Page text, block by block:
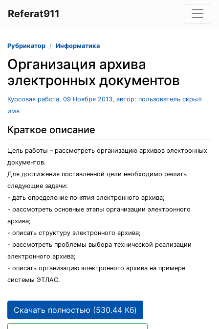
Referat911
Рубрикатор Информатика
Организация архива
электронных документов
Курсовая работа, 09 Ноября 2013, автор: пользователь скрыл
имя
Краткое описание
Цель работы – рассмотреть организацию архивов электронных
документов.
Для достижения поставленной цели необходимо решить
следующие задачи:
- дать определение понятия электронного архива;
- рассмотреть основные этапы организации электронного
архива;
- описать структуру электронного архива;
- рассмотреть проблемы выбора технической реализации
электронного архива;
- описать организацию электронного архива на примере
системы ЭТЛАС.
Скачать полностью (530.44 Кб)